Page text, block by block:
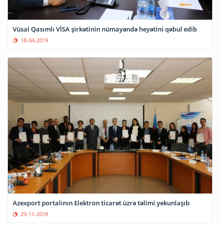
Vüsal Qasımlı VİSA şirkətinin nümayəndə heyətini qəbul edib
18-04-2019
Azexport portalının Elektron ticarət üzrə təlimi yekunlaşıb
29-11-2018